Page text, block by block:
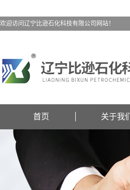
欢迎访问辽宁比逊石化科技有限公司网站！
首页 关于我们